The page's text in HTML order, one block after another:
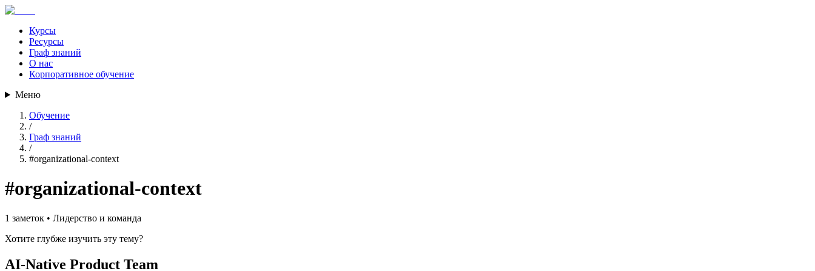
Курсы
Ресурсы
Граф знаний
О нас
Корпоративное обучение
Меню
Обучение
/
Граф знаний
/
#organizational-context
#organizational-context
1 заметок • Лидерство и команда
Хотите глубже изучить эту тему?
AI-Native Product Team